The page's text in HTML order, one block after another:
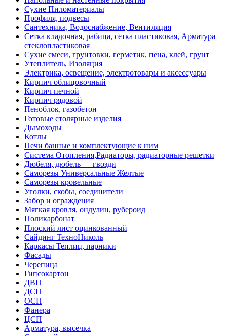
Сухие Пиломатериалы
Профиля, подвесы
Сантехника, Водоснабжение, Вентиляция
Сетка кладочная, рабица, сетка пластиковая, Арматура
стеклопластиковая
Сухие смеси, грунтовки, герметик, пена, клей, грунт
Утеплитель, Изоляция
Электрика, освещение, электротовары и аксессуары
Кирпич облицовочный
Кирпич печной
Кирпич рядовой
Пеноблок, газобетон
Готовые столярные изделия
Дымоходы
Котлы
Печи банные и комплектующие к ним
Система Отопления,Радиаторы, радиаторные решетки
Дюбеля, дюбель — гвозди
Саморезы Универсальные Желтые
Саморезы кровельные
Уголки, скобы, соединители
Забор и ограждения
Мягкая кровля, ондулин, рубероид
Поликарбонат
Плоский лист оцинкованный
Сайдинг ТехноНиколь
Каркасы Теплиц, парники
Фасады
Черепица
Гипсокартон
ДВП
ДСП
ОСП
Фанера
ЦСП
Арматура, высечка